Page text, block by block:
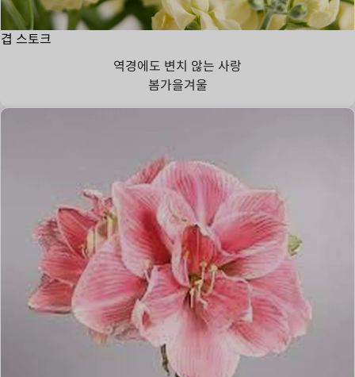
겹 스토크
역경에도 변치 않는 사랑
봄가을겨울